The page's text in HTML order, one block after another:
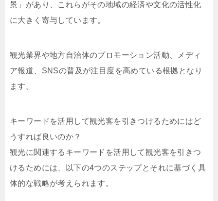
景」があり、これらがその地域の経済や文化の活性化
に大きく寄与しています。
観光業界や地方自治体のプロモーション活動、メディ
ア報道、SNSの普及が注目度を高めている根拠となり
ます。
キーワードを活用して観光客を引きつけるためにはど
うすれば良いのか？
観光に関連するキーワードを活用して観光客を引きつ
けるためには、以下の4つのステップとそれに基づく具
体的な戦略が考えられます。